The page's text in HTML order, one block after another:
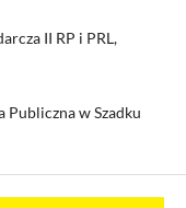
II RP i PRL,
Publiczna w Szadku